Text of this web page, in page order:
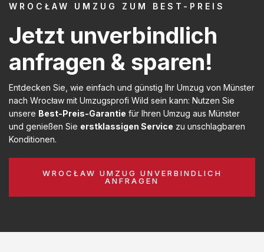
WROCŁAW UMZUG ZUM BEST-PREIS
Jetzt unverbindlich
anfragen & sparen!
Entdecken Sie, wie einfach und günstig Ihr Umzug von Münster
nach Wrocław mit Umzugsprofi Wild sein kann: Nutzen Sie
unsere Best-Preis-Garantie für Ihren Umzug aus Münster
und genießen Sie erstklassigen Service zu unschlagbaren
Konditionen.
WROCŁAW UMZUG UNVERBINDLICH
ANFRAGEN